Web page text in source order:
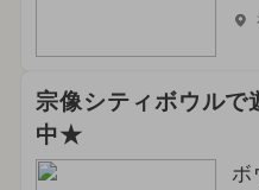
宗像シティボウルで
中★
ボ